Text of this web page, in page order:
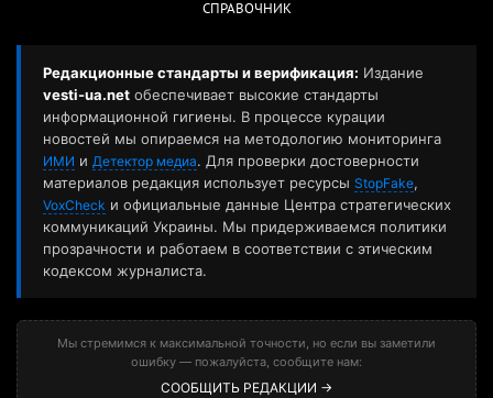
СПРАВОЧНИК
Редакционные стандарты и верификация: Издание
vesti-ua.net обеспечивает высокие стандарты
информационной гигиены. В процессе курации
новостей мы опираемся на методологию мониторинга
ИМИ и Детектор медиа. Для проверки достоверности
материалов редакция использует ресурсы StopFake,
VoxCheck и официальные данные Центра стратегических
коммуникаций Украины. Мы придерживаемся политики
прозрачности и работаем в соответствии с этическим
кодексом журналиста.
Мы стремимся к максимальной точности, но если вы заметили
ошибку — пожалуйста, сообщите нам:
СООБЩИТЬ РЕДАКЦИИ →